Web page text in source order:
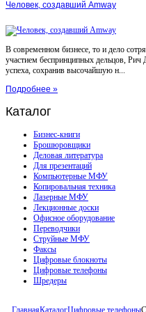
Человек, создавший Amway
В современном бизнесе, то и дело
участием беспринципных дельцов, Рич
успеха, сохранив высочайшую н...
Подробнее »
Каталог
Бизнес-книги
Брошюровщики
Деловая литература
Для презентаций
Компьютерные МФУ
Копировальная техника
Лазерные МФУ
Лекционные доски
Офисное оборудование
Переводчики
Струйные МФУ
Факсы
Цифровые блокноты
Цифровые телефоны
Шредеры